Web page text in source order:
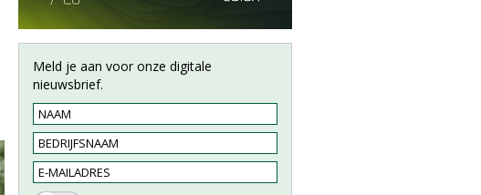
Meld je aan voor onze digitale
nieuwsbrief.